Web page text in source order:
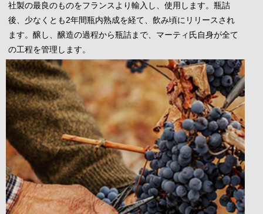
社製の最良のものをフランスより輸入し、使用します。瓶詰
後、少なくとも2年間瓶内熟成を経て、飲み頃にリリースされ
ます。醸し、醸造の過程から瓶詰まで、マーティ氏自身が全て
の工程を管理します。